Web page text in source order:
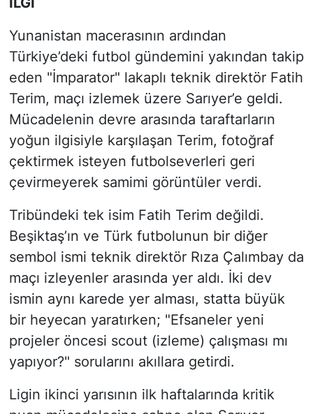
Yunanistan macerasının ardından
Türkiye’deki futbol gündemini yakından takip
eden "İmparator" lakaplı teknik direktör Fatih
Terim, maçı izlemek üzere Sarıyer’e geldi.
Mücadelenin devre arasında taraftarların
yoğun ilgisiyle karşılaşan Terim, fotoğraf
çektirmek isteyen futbolseverleri geri
çevirmeyerek samimi görüntüler verdi.
Tribündeki tek isim Fatih Terim değildi.
Beşiktaş’ın ve Türk futbolunun bir diğer
sembol ismi teknik direktör Rıza Çalımbay da
maçı izleyenler arasında yer aldı. İki dev
ismin aynı karede yer alması, statta büyük
bir heyecan yaratırken; "Efsaneler yeni
projeler öncesi scout (izleme) çalışması mı
yapıyor?" sorularını akıllara getirdi.
Ligin ikinci yarısının ilk haftalarında kritik
YAŞAM